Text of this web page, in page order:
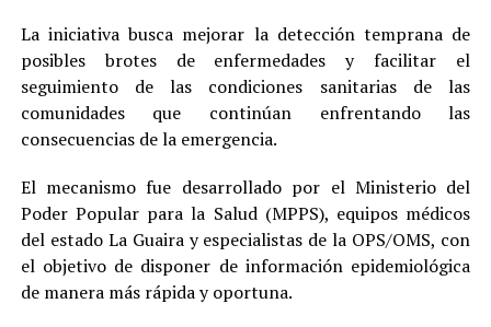
La iniciativa busca mejorar la detección temprana de
posibles brotes de enfermedades y facilitar el
seguimiento de las condiciones sanitarias de las
comunidades que continúan enfrentando las
consecuencias de la emergencia.
El mecanismo fue desarrollado por el Ministerio del
Poder Popular para la Salud (MPPS), equipos médicos
del estado La Guaira y especialistas de la OPS/OMS, con
el objetivo de disponer de información epidemiológica
de manera más rápida y oportuna.